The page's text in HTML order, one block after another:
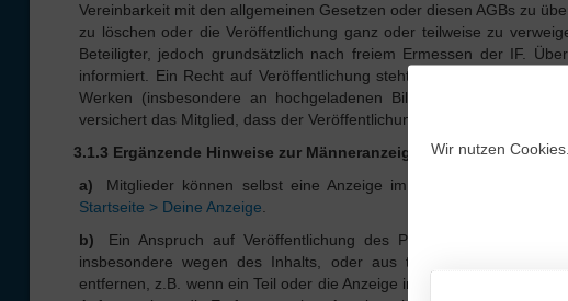
Vereinbarkeit mit den allgemeinen Gesetzen oder diesen AGBs zu
zu löschen oder die Veröffentlichung ganz oder teilweise zu
Beteiligter, jedoch grundsätzlich nach freiem Ermessen der IF.
informiert. Ein Recht auf Veröffentlichung steht dem Mitglied nicht
Werken (insbesondere an hochgeladenen Bildern) die dazu
versichert das Mitglied, dass der Veröffentlichung sämtlichen von ihm
3.1.3 Ergänzende Hinweise zur Männeranzeige
a)
Mitglieder können selbst eine Anzeige im Männerkatalog
Startseite > Deine Anzeige
b)
Ein Anspruch auf Veröffentlichung des Profils durch die IF
insbesondere wegen des Inhalts, oder aus technischen
entfernen, z.B. wenn ein Teil oder die Anzeige insgesamt gegen
Wir nutzen